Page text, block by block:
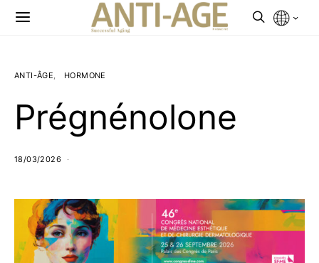
ANTI-ÂGE HORMONE
Prégnénolone
18/03/2026